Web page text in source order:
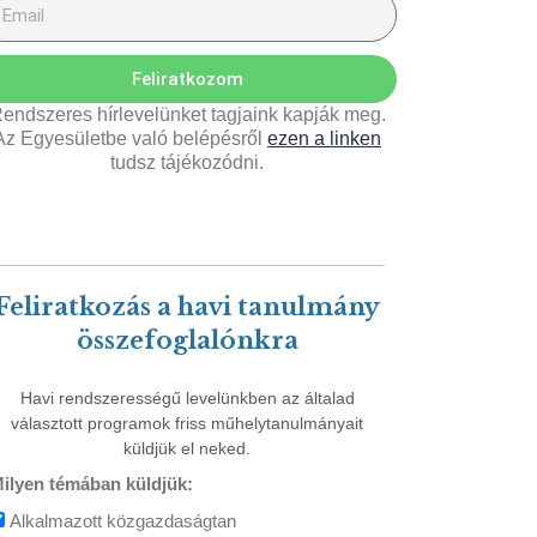
Feliratkozom
hírlevelünket tagjaink kapják meg.
Egyesületbe való belépésről ezen a linken
tudsz tájékozódni.
a havi tanulmány
összefoglalónkra
Havi rendszerességű levelünkben az általad
választott programok friss műhelytanulmányait
küldjük el neked.
témában küldjük:
Alkalmazott közgazdaságtan